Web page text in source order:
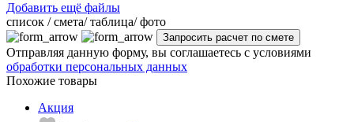
Добавить ещё файлы
cписок / смета/ таблица/ фото
Отправляя данную форму, вы соглашаетесь с условиями
обработки персональных данных
Похожие товары
Акция